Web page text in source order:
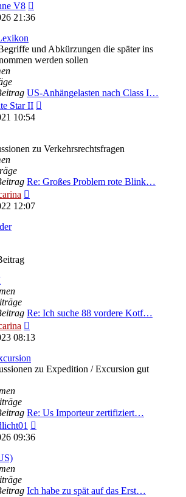
V8
Beitrag
21:36
und Abkürzungen die später ins
werden sollen
US-Anhängelasten nach Class I…
Star II
10:54
zu Verkehrsrechtsfragen
Re: Großes Problem rote Blink…
Beitrag
12:07
Re: Ich suche 88 vordere Kotf…
Beitrag
08:13
zu Expedition / Excursion gut
Re: Us Importeur zertifiziert…
09:36
Ich habe zu spät auf das Erst…